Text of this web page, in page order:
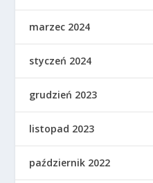
marzec 2024
styczeń 2024
grudzień 2023
listopad 2023
październik 2022